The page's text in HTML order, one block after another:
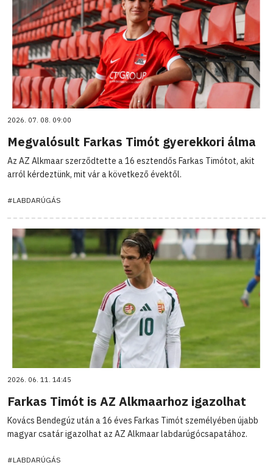
2026. 07. 08. 09:00
Megvalósult Farkas Timót gyerekkori álma
Az AZ Alkmaar szerződtette a 16 esztendős Farkas Timótot, akit
arról kérdeztünk, mit vár a következő évektől.
#LABDARÚGÁS
2026. 06. 11. 14:45
Farkas Timót is AZ Alkmaarhoz igazolhat
Kovács Bendegúz után a 16 éves Farkas Timót személyében újabb
magyar csatár igazolhat az AZ Alkmaar labdarúgócsapatához.
#LABDARÚGÁS